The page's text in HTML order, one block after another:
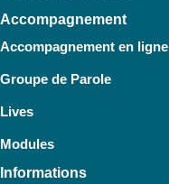
Accompagnement
Accompagnement en ligne
Groupe de Parole
Lives
Modules
Informations